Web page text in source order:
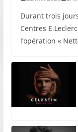
Durant trois
Centres
l’opération «